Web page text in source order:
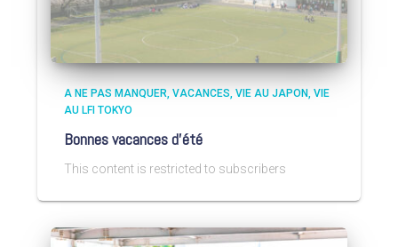
A NE PAS MANQUER VACANCES VIE AU JAPON VIE
AU LFI TOKYO
Bonnes vacances d’été
This content is restricted to subscribers